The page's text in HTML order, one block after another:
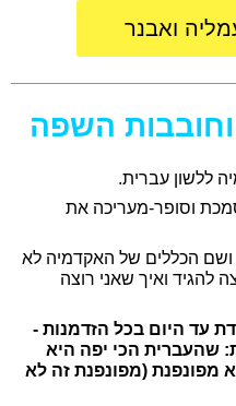
ואבנר
השפה
ללשון עברית.
וסופר-מעריכה את
ושם הכללים של האקדמיה לא
להגיד ואיך שאני רוצה
עד היום בכל הזדמנות -
שהעברית הכי יפה היא
מפונפנת (מפונפנת זה לא